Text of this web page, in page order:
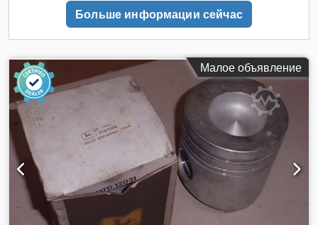
Больше информации сейчас
Малое объявление